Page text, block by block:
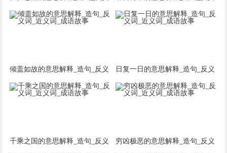
词_近义词_成语故事 词_近义词_成语故事
倾盖如故的意思解释_造句_反义
词_近义词_成语故事
日复一日的意思解释_造句_反义
词_近义词_成语故事
千乘之国的意思解释_造句_反义 穷凶极恶的意思解释_造句_反义